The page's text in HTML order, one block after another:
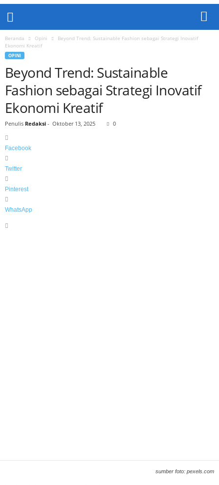
M
Beranda Opini
Beyond Trend: Sustainable Fashion sebagai Strategi Inovatif
Ekonomi Kreatif
OPINI
Beyond Trend: Sustainable
Fashion sebagai Strategi Inovatif
Ekonomi Kreatif
Penulis Redaksi - Oktober 13, 2025 0
Facebook
Twitter
Pinterest
WhatsApp
sumber foto: pexels.com